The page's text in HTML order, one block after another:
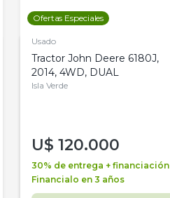
Ofertas Especiales
Usado
Tractor John Deere 6180J,
2014, 4WD, DUAL
Isla Verde
U$ 120.000
30% de entrega + financiación
Financialo en 3 años